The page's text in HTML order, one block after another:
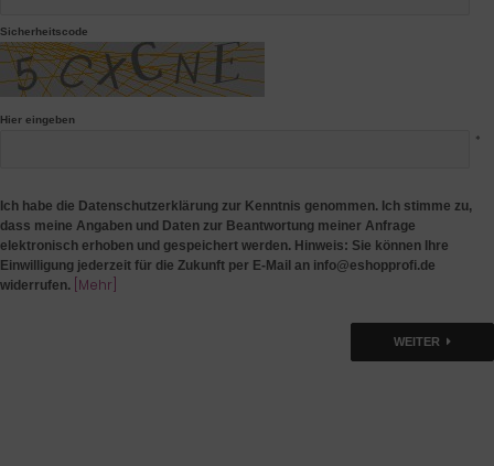
Sicherheitscode
Hier eingeben
*
Ich habe die Datenschutzerklärung zur Kenntnis genommen. Ich stimme zu,
dass meine Angaben und Daten zur Beantwortung meiner Anfrage
elektronisch erhoben und gespeichert werden. Hinweis: Sie können Ihre
Einwilligung jederzeit für die Zukunft per E-Mail an info@eshopprofi.de
widerrufen. [Mehr]
WEITER